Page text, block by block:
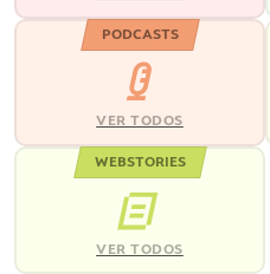
PODCASTS
VER TODOS
WEBSTORIES
VER TODOS